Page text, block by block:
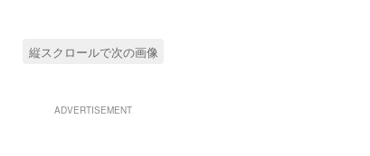
縦スクロールで次の画像
ADVERTISEMENT